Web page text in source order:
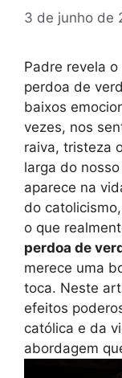
3 de junho de
Padre revela
perdoa de
baixos
vezes, nos
raiva, tristeza
larga do
aparece na
do
o que
perdoa de
merece uma
toca. Neste
efeitos
católica e da
abordagem